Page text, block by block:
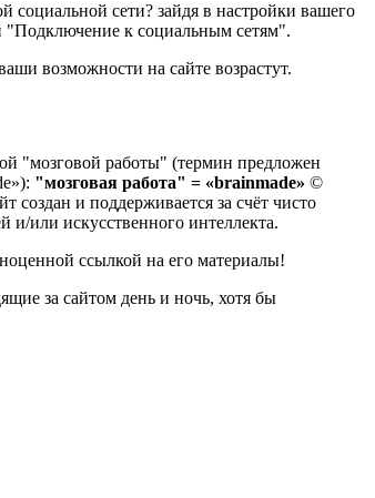
социальной сети? зайдя в настройки вашего
"Подключение к социальным сетям".
возможности на сайте возрастут.
"мозговой работы" (термин предложен
"мозговая работа" = «brainmade» ©
и поддерживается за счёт чисто
и/или искусственного интеллекта.
ссылкой на его материалы!
за сайтом день и ночь, хотя бы